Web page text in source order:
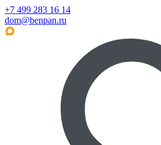
+7 499 283 16 14
dom@benpan.ru